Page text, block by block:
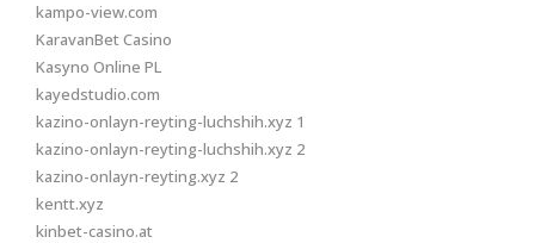
kampo-view.com
KaravanBet Casino
Kasyno Online PL
kayedstudio.com
kazino-onlayn-reyting-luchshih.xyz 1
kazino-onlayn-reyting-luchshih.xyz 2
kazino-onlayn-reyting.xyz 2
kentt.xyz
kinbet-casino.at